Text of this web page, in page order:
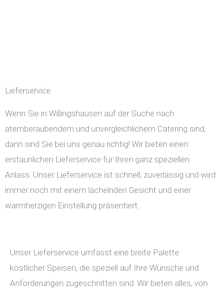
Lieferservice
Wenn Sie in Willingshausen auf der Suche nach
atemberaubendem und unvergleichlichem Catering sind,
dann sind Sie bei uns genau richtig! Wir bieten einen
erstaunlichen Lieferservice für Ihren ganz speziellen
Anlass. Unser Lieferservice ist schnell, zuverlässig und wird
immer noch mit einem lächelnden Gesicht und einer
warmherzigen Einstellung präsentiert.
Unser Lieferservice umfasst eine breite Palette
köstlicher Speisen, die speziell auf Ihre Wünsche und
Anforderungen zugeschnitten sind. Wir bieten alles, von